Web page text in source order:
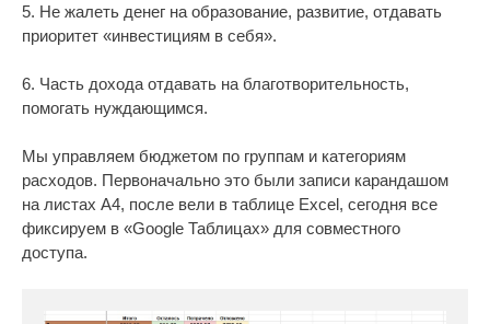
5. Не жалеть денег на образование, развитие, отдавать
приоритет «инвестициям в себя».
6. Часть дохода отдавать на благотворительность,
помогать нуждающимся.
Мы управляем бюджетом по группам и категориям
расходов. Первоначально это были записи карандашом
на листах A4, после вели в таблице Excel, сегодня все
фиксируем в «Google Таблицах» для совместного
доступа.